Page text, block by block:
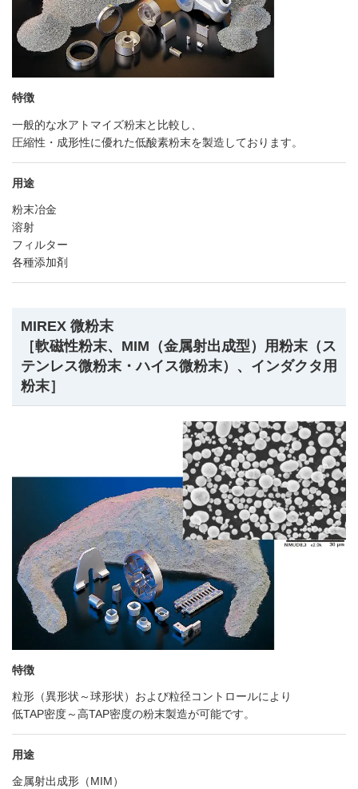
特徴
一般的な水アトマイズ粉末と比較し、
圧縮性・成形性に優れた低酸素粉末を製造しております。
用途
粉末冶金
溶射
フィルター
各種添加剤
MIREX 微粉末
［軟磁性粉末、MIM（金属射出成型）用粉末（ス
テンレス微粉末・ハイス微粉末）、インダクタ用
粉末］
特徴
粒形（異形状～球形状）および粒径コントロールにより
低TAP密度～高TAP密度の粉末製造が可能です。
用途
金属射出成形（MIM）